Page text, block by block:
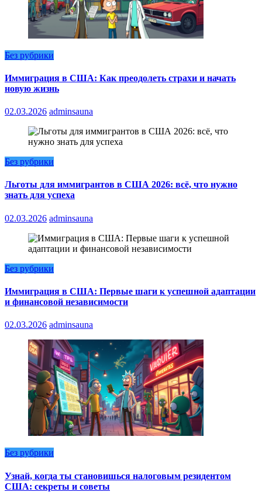
Без рубрики
Иммиграция в США: Как преодолеть страхи и начать
новую жизнь
02.03.2026 adminsauna
Без рубрики
Льготы для иммигрантов в США 2026: всё, что нужно
знать для успеха
02.03.2026 adminsauna
Без рубрики
Иммиграция в США: Первые шаги к успешной адаптации
и финансовой независимости
02.03.2026 adminsauna
Без рубрики
Узнай, когда ты становишься налоговым резидентом
США: секреты и советы